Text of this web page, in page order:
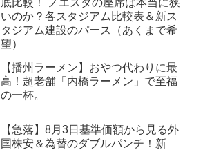
いのか？各スタジアム比較表＆新ス
タジアム建設のパース（あくまで希
望）
【播州ラーメン】おやつ代わりに最
高！超老舗「内橋ラーメン」で至福
の一杯。
【急落】8月3日基準価額から見る外
国株安＆為替のダブルパンチ！新